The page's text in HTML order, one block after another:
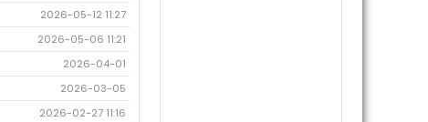
2026-05-12 11:27
2026-05-06 11:21
2026-04-01
2026-03-05
2026-02-27 11:16